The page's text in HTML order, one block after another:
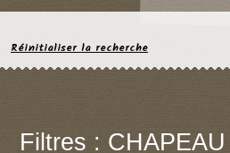
Réinitialiser la recherche
Filtres : CHAPEAU